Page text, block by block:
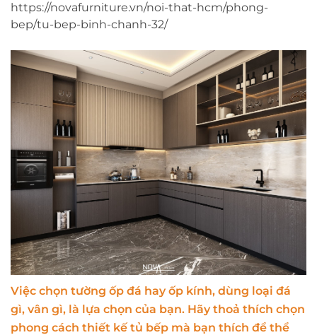
https://novafurniture.vn/noi-that-hcm/phong-
bep/tu-bep-binh-chanh-32/
Việc chọn tường ốp đá hay ốp kính, dùng loại đá
gì, vân gì, là lựa chọn của bạn. Hãy thoả thích chọn
phong cách thiết kế tủ bếp mà bạn thích để thể